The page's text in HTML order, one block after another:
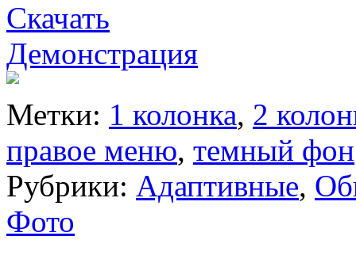
Скачать
Демонстрация
Метки: 1 колонка, 2
правое меню, темный фон
Рубрики: Адаптивные,
Фото